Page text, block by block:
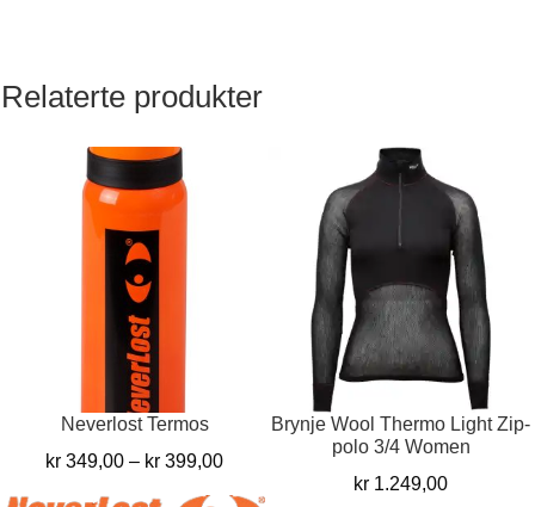
Relaterte produkter
Neverlost Termos
kr 349,00 – kr 399,00Prisområde:
Brynje Wool Thermo Light Zip-
polo 3/4 Women
kr 1.249,00